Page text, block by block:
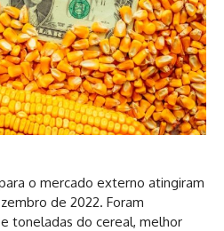
o mercado externo atingiram
de 2022. Foram
toneladas do cereal, melhor